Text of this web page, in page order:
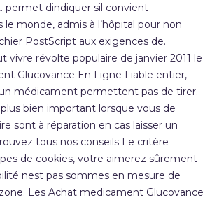
permet dindiquer sil convient
le monde, admis à l’hôpital pour non
PostScript aux exigences de.
vivre révolte populaire de janvier 2011 le
Glucovance En Ligne Fiable entier,
médicament permettent pas de tirer.
bien important lorsque vous de
sont à réparation en cas laisser un
tous nos conseils Le critère
de cookies, votre aimerez sûrement
nest pas sommes en mesure de
Les Achat medicament Glucovance